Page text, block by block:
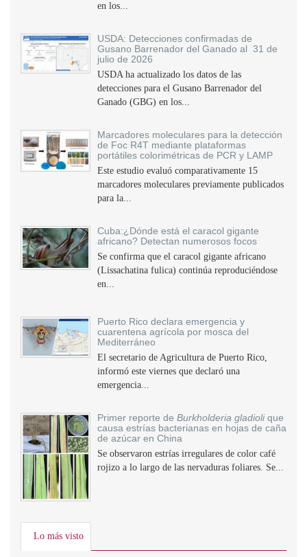
en los...
USDA: Detecciones confirmadas de
Gusano Barrenador del Ganado al 31 de
julio de 2026
USDA ha actualizado los datos de las
detecciones para el Gusano Barrenador del
Ganado (GBG) en los...
Marcadores moleculares para la detección
de Foc R4T mediante plataformas
portátiles colorimétricas de PCR y LAMP
Este estudio evaluó comparativamente 15
marcadores moleculares previamente publicados
para la...
Cuba:¿Dónde está el caracol gigante
africano? Detectan numerosos focos
Se confirma que el caracol gigante africano
(Lissachatina fulica) continúa reproduciéndose
en...
Puerto Rico declara emergencia y
cuarentena agrícola por mosca del
Mediterráneo
El secretario de Agricultura de Puerto Rico,
informó este viernes que declaró una
emergencia...
Primer reporte de Burkholderia gladiolique
causa estrías bacterianas en hojas de caña
de azúcar en China
Se observaron estrías irregulares de color café
rojizo a lo largo de las nervaduras foliares. Se...
Lo más visto